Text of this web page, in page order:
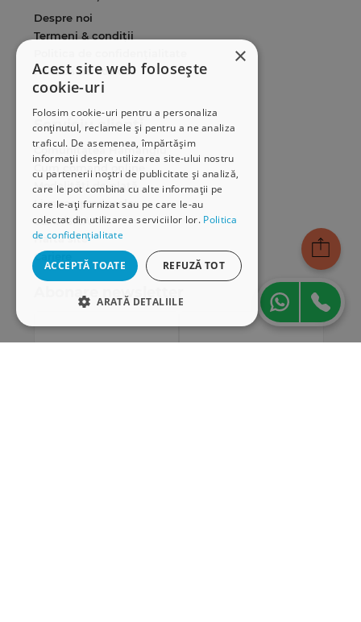
×
Acest site web folosește
cookie-uri
Folosim cookie-uri pentru a personaliza
conținutul, reclamele și pentru a ne analiza
traficul. De asemenea, împărtășim
informații despre utilizarea site-ului nostru
cu partenerii noștri de publicitate și analiză,
care le pot combina cu alte informații pe
care le-ați furnizat sau pe care le-au
colectat din utilizarea serviciilor lor. Politica
de confidențialitate
ACCEPTĂ TOATE REFUZĂ TOT
ARATĂ DETALIILE
Despre noi
Termeni & condiții
Politica de cookies
ANPC
Serviciu clienți
Comunitatea Hamangiu
Cum comand online
Modalități de plată
Livrarea produselor
SEAP/SICAP
Hartă site
Cariere
Abonare newsletter